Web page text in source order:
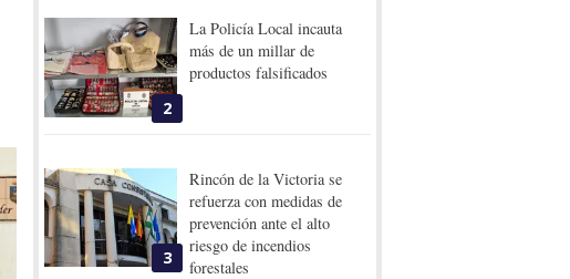
2
La Policía Local incauta
más de un millar de
productos falsificados
3
Rincón de la Victoria se
refuerza con medidas de
prevención ante el alto
riesgo de incendios
forestales